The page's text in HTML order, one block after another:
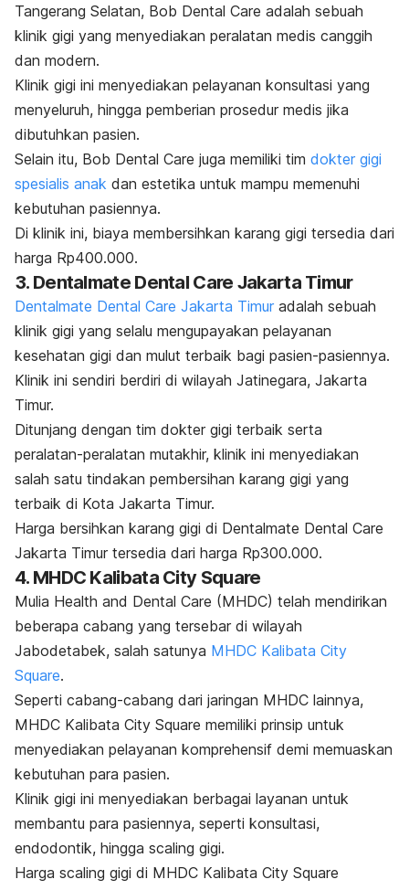
Tangerang Selatan, Bob Dental Care adalah sebuah
klinik gigi yang menyediakan peralatan medis canggih
dan modern.
Klinik gigi ini menyediakan pelayanan konsultasi yang
menyeluruh, hingga pemberian prosedur medis jika
dibutuhkan pasien.
Selain itu, Bob Dental Care juga memiliki tim dokter gigi
spesialis anak dan estetika untuk mampu memenuhi
kebutuhan pasiennya.
Di klinik ini, biaya membersihkan karang gigi tersedia dari
harga Rp400.000.
3. Dentalmate Dental Care Jakarta Timur
Dentalmate Dental Care Jakarta Timur adalah sebuah
klinik gigi yang selalu mengupayakan pelayanan
kesehatan gigi dan mulut terbaik bagi pasien-pasiennya.
Klinik ini sendiri berdiri di wilayah Jatinegara, Jakarta
Timur.
Ditunjang dengan tim dokter gigi terbaik serta
peralatan-peralatan mutakhir, klinik ini menyediakan
salah satu tindakan pembersihan karang gigi yang
terbaik di Kota Jakarta Timur.
Harga bersihkan karang gigi di Dentalmate Dental Care
Jakarta Timur tersedia dari harga Rp300.000.
4. MHDC Kalibata City Square
Mulia Health and Dental Care (MHDC) telah mendirikan
beberapa cabang yang tersebar di wilayah
Jabodetabek, salah satunya MHDC Kalibata City
Square.
Seperti cabang-cabang dari jaringan MHDC lainnya,
MHDC Kalibata City Square memiliki prinsip untuk
menyediakan pelayanan komprehensif demi memuaskan
kebutuhan para pasien.
Klinik gigi ini menyediakan berbagai layanan untuk
membantu para pasiennya, seperti konsultasi,
endodontik, hingga scaling gigi.
Harga scaling gigi di MHDC Kalibata City Square